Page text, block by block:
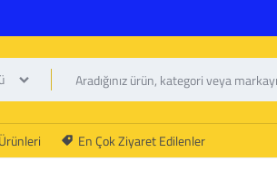
En Çok Ziyaret Edilenler